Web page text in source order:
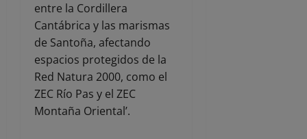
entre la Cordillera
Cantábrica y las marismas
de Santoña, afectando
espacios protegidos de la
Red Natura 2000, como el
ZEC Río Pas y el ZEC
Montaña Oriental’.